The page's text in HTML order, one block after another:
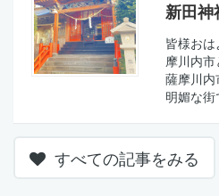
新田神
皆様お
摩川内市
薩摩川
明媚な
すべての記事をみる